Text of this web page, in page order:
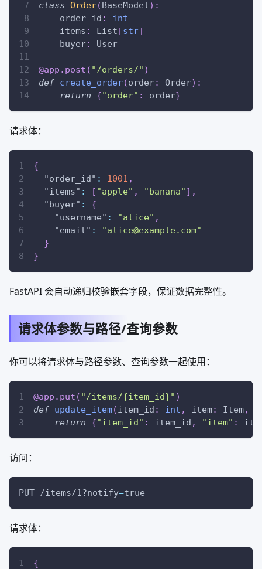
class Order(BaseModel) :
    order_id
:
int
    items
: List [str]
    buyer
: User
@app . post ( "/orders/" )
def create_order(order: Order) :
return
{"order" : order}
请求体：
{
"order_id" : 1001 ,
"items" : [ "apple" , "banana" ] ,
"buyer" :
{
"username" : "alice" ,
"email" :
"alice@example.com"
}
}
FastAPI 会自动递归校验嵌套字段，保证数据完整性。
请求体参数与路径/查询参数
你可以将请求体与路径参数、查询参数一起使用：
@app . put ( "/items/{item_id}" )
def update_item(item_id : int , item: Item,
return
{"item_id" : item_id , "item" :
访问：
PUT /items/1?notify=true
请求体：
{